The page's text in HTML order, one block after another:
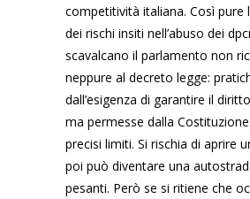
competitività italiana. Così pure
dei rischi insiti nell’abuso dei
scavalcano il parlamento non
neppure al decreto legge:
dall’esigenza di garantire il
ma permesse dalla
precisi limiti. Si rischia di aprire
poi può diventare una
pesanti. Però se si ritiene che